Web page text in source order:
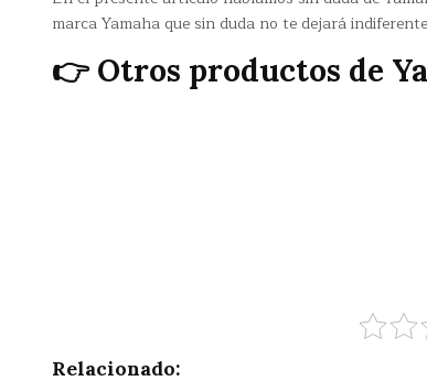
marca Yamaha que sin duda no te dejará
👉 Otros productos de
Relacionado: